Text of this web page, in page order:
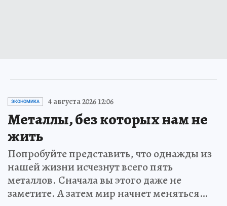
ЭКОНОМИКА 4 августа 2026 12:06
Металлы, без которых нам не
жить
Попробуйте представить, что однажды из
нашей жизни исчезнут всего пять
металлов. Сначала вы этого даже не
заметите. А затем мир начнет меняться…